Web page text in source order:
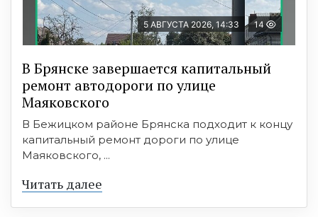
5 АВГУСТА 2026, 14:33 14
В Брянске завершается капитальный
ремонт автодороги по улице
Маяковского
В Бежицком районе Брянска подходит к концу
капитальный ремонт дороги по улице
Маяковского, ...
Читать далее